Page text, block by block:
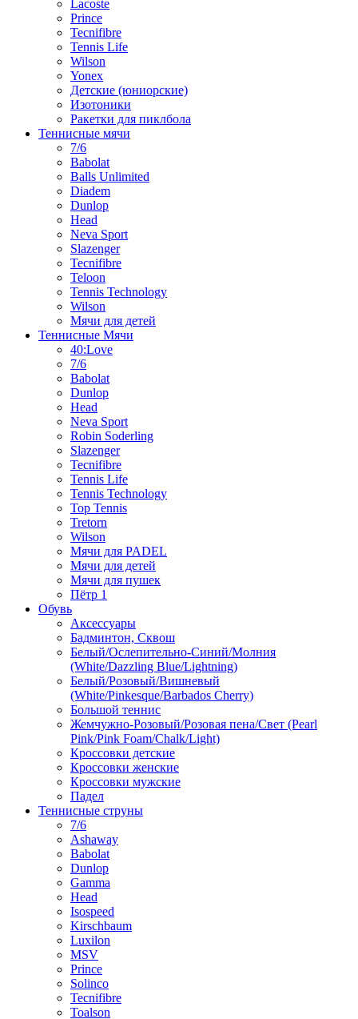
Lacoste
Prince
Tecnifibre
Tennis Life
Wilson
Yonex
Детские (юниорские)
Изотоники
Ракетки для пиклбола
Теннисные мячи
7/6
Babolat
Balls Unlimited
Diadem
Dunlop
Head
Neva Sport
Slazenger
Tecnifibre
Teloon
Tennis Technology
Wilson
Мячи для детей
Теннисные Мячи
40:Love
7/6
Babolat
Dunlop
Head
Neva Sport
Robin Soderling
Slazenger
Tecnifibre
Tennis Life
Tennis Technology
Top Tennis
Tretorn
Wilson
Мячи для PADEL
Мячи для детей
Мячи для пушек
Пётр 1
Обувь
Аксессуары
Бадминтон, Сквош
Белый/Ослепительно-Синий/Молния
(White/Dazzling Blue/Lightning)
Белый/Розовый/Вишневый
(White/Pinkesque/Barbados Cherry)
Большой теннис
Жемчужно-Розовый/Розовая пена/Свет (Pearl
Pink/Pink Foam/Chalk/Light)
Кроссовки детские
Кроссовки женские
Кроссовки мужские
Падел
Теннисные струны
7/6
Ashaway
Babolat
Dunlop
Gamma
Head
Isospeed
Kirschbaum
Luxilon
MSV
Prince
Solinco
Tecnifibre
Toalson